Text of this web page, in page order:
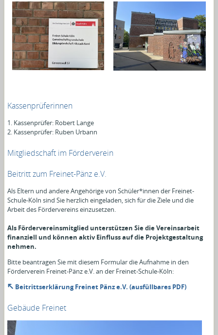
Kassenprüferinnen
1. Kassenprüfer: Robert Lange
2. Kassenprüfer: Ruben Urbann
Mitgliedschaft im Förderverein
Beitritt zum Freinet-Pänz e.V.
Als Eltern und andere Angehörige von Schüler*innen der Freinet-
Schule-Köln sind Sie herzlich eingeladen, sich für die Ziele und die
Arbeit des Fördervereins einzusetzen.
Als Fördervereinsmitglied unterstützen Sie die Vereinsarbeit
finanziell und können aktiv Einfluss auf die Projektgestaltung
nehmen.
Bitte beantragen Sie mit diesem Formular die Aufnahme in den
Förderverein Freinet-Pänz e.V. an der Freinet-Schule-Köln:
Beitrittserklärung Freinet Pänz e.V. (ausfüllbares PDF)
Gebäude Freinet